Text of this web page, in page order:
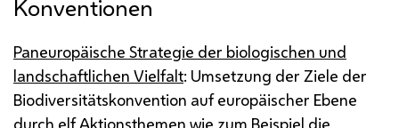
Konventionen
Paneuropäische Strategie der biologischen und
landschaftlichen Vielfalt: Umsetzung der Ziele der
Biodiversitätskonvention auf europäischer Ebene
durch elf Aktionsthemen wie zum Beispiel die